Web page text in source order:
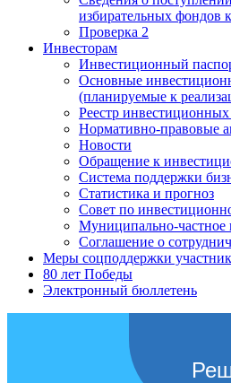
избирательных фондов
Проверка 2
Инвесторам
Инвестиционный
Основные
(планируемые к
Реестр
Нормативно-правовые
Новости
Обращение к
Система поддержки
Статистика и прогноз
Совет по
Муниципально-частное
Соглашение о
Меры соцподдержки
80 лет Победы
Электронный бюллетень